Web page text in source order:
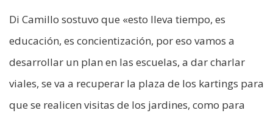
Di Camillo sostuvo que «esto lleva tiempo, es
educación, es concientización, por eso vamos a
desarrollar un plan en las escuelas, a dar charlar
viales, se va a recuperar la plaza de los kartings para
que se realicen visitas de los jardines, como para